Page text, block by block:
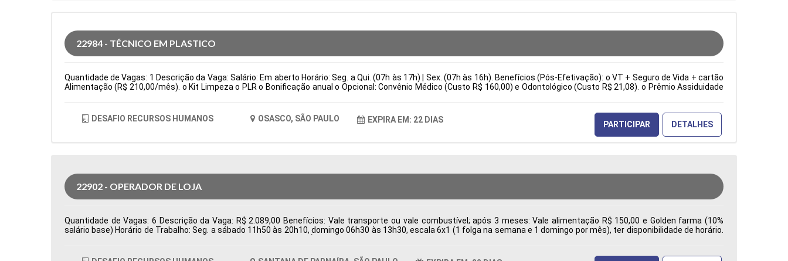
22984 - TÉCNICO EM PLASTICO
Quantidade de Vagas: 1 Descrição da Vaga: Salário: Em aberto Horário: Seg. a Qui. (07h às 17h) | Sex. (07h às 16h). Benefícios (Pós-Efetivação): o VT + Seguro de Vida + cartão
Alimentação (R$ 210,00/mês). o Kit Limpeza o PLR o Bonificação anual o Opcional: Convênio Médico (Custo R$ 160,00) e Odontológico (Custo R$ 21,08). o Prêmio Assiduidade
de contratação: Temporário Cidade: Osasco, SP, Brasil Área de Atuação: Produção Período: Formação Acadêmica: Características Comportamentais:
DESAFIO RECURSOS HUMANOS OSASCO, SÃO PAULO EXPIRA EM: 22 DIAS PARTICIPAR DETALHES
22902 - OPERADOR DE LOJA
Quantidade de Vagas: 6 Descrição da Vaga: R$ 2.089,00 Benefícios: Vale transporte ou vale combustível; após 3 meses: Vale alimentação R$ 150,00 e Golden farma (10%
salário base) Horário de Trabalho: Seg. a sábado 11h50 às 20h10, domingo 06h30 às 13h30, escala 6x1 (1 folga na semana e 1 domingo por mês), ter disponibilidade de horário.